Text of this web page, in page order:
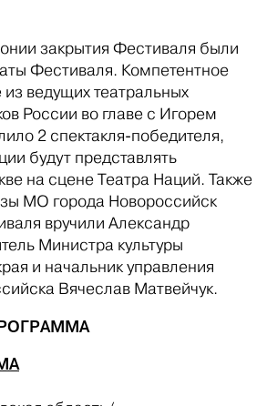
закрытия Фестиваля были
Фестиваля. Компетентное
ведущих театральных
России во главе с Игорем
2 спектакля-победителя,
будут представлять
на сцене Театра Наций. Также
МО города Новороссийск
вручили Александр
Министра культуры
и начальник управления
Вячеслав Матвейчук.